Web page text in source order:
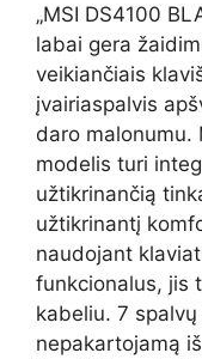
„MSI DS4100
labai gera
veikiančiais
įvairiaspalvis
daro malonumu.
modelis turi
užtikrinančią
užtikrinantį
naudojant
funkcionalus, jis
kabeliu. 7
nepakartojamą